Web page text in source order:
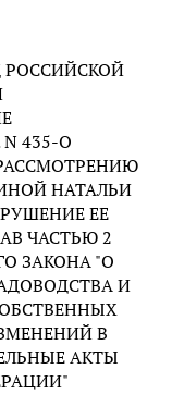
N 435-О
НАТАЛЬИ
ЕЕ
ЧАСТЬЮ 2
ЗАКОНА "О
И
В
АКТЫ